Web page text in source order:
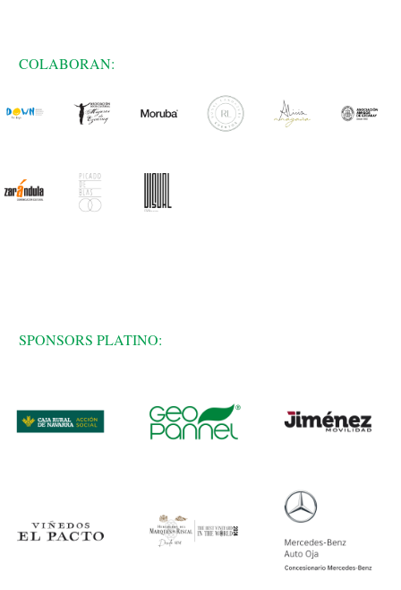
COLABORAN:
SPONSORS PLATINO: